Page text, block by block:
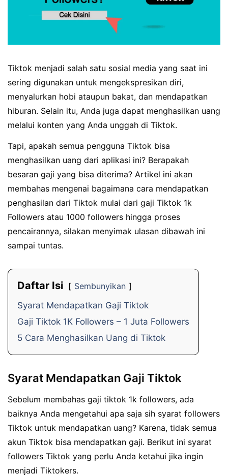
Tiktok menjadi salah satu sosial media yang saat ini
sering digunakan untuk mengekspresikan diri,
menyalurkan hobi ataupun bakat, dan mendapatkan
hiburan. Selain itu, Anda juga dapat menghasilkan uang
melalui konten yang Anda unggah di Tiktok.
Tapi, apakah semua pengguna Tiktok bisa
menghasilkan uang dari aplikasi ini? Berapakah
besaran gaji yang bisa diterima? Artikel ini akan
membahas mengenai bagaimana cara mendapatkan
penghasilan dari Tiktok mulai dari gaji Tiktok 1k
Followers atau 1000 followers hingga proses
pencairannya, silakan menyimak ulasan dibawah ini
sampai tuntas.
Daftar Isi
Sembunyikan
Syarat Mendapatkan Gaji Tiktok
Gaji Tiktok 1K Followers – 1 Juta Followers
5 Cara Menghasilkan Uang di Tiktok
Syarat Mendapatkan Gaji Tiktok
Sebelum membahas gaji tiktok 1k followers, ada
baiknya Anda mengetahui apa saja sih syarat followers
Tiktok untuk mendapatkan uang? Karena, tidak semua
akun Tiktok bisa mendapatkan gaji. Berikut ini syarat
followers Tiktok yang perlu Anda ketahui jika ingin
menjadi Tiktokers.